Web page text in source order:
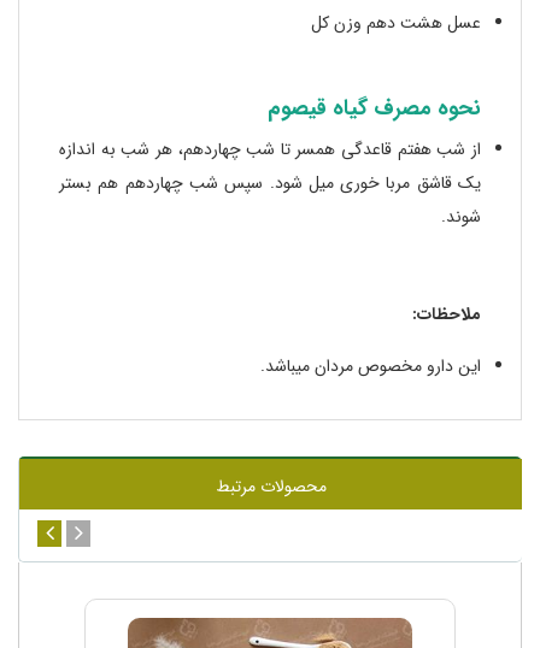
عسل هشت دهم وزن کل
نحوه مصرف گیاه قیصوم
از شب هفتم قاعدگی همسر تا شب چهاردهم، هر شب به اندازه
یک قاشق مربا خوری میل شود. سپس شب چهاردهم هم بستر
شوند.
ملاحظات:
این دارو مخصوص مردان میباشد.
محصولات مرتبط